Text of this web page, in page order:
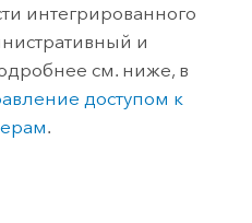
интегрированного
и
см. ниже, в
доступом к
.